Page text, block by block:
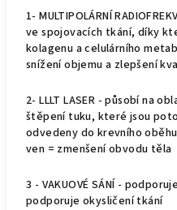
1- MULTIPOLÁRNÍ
ve spojovacích tkání, díky
kolagenu a celulárního
snížení objemu a zlepšení
2- LLLT LASER - působí na
štěpení tuku, které jsou
odvedeny do krevního
ven = zmenšení obvodu těla
3 - VAKUOVÉ SÁNÍ -
podporuje okysličení tkání